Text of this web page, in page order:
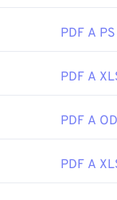
PDF A PS
PDF A
PDF A
PDF A